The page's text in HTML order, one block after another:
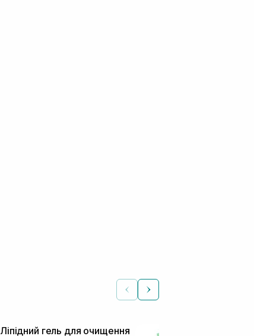
Ліпідний гель для очищення